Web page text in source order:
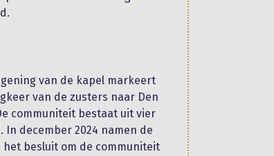
van de kapel markeert
van de zusters naar Den
communiteit bestaat uit vier
In december 2024 namen de
het besluit om de communiteit